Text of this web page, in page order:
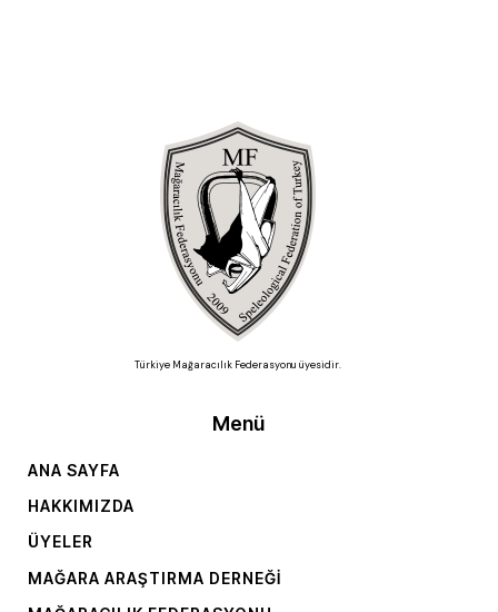
Türkiye Mağaracılık Federasyonu üyesidir.
Menü
ANA SAYFA
HAKKIMIZDA
ÜYELER
MAĞARA ARAŞTIRMA DERNEĞI